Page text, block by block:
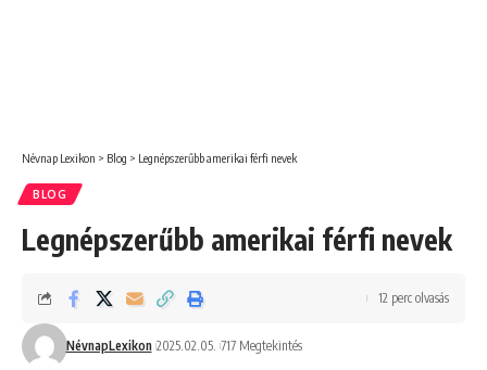
Névnap Lexikon > Blog > Legnépszerűbb amerikai férfi nevek
BLOG
Legnépszerűbb amerikai férfi nevek
NévnapLexikon 2025.02.05. 717 Megtekintés
12 perc olvasás